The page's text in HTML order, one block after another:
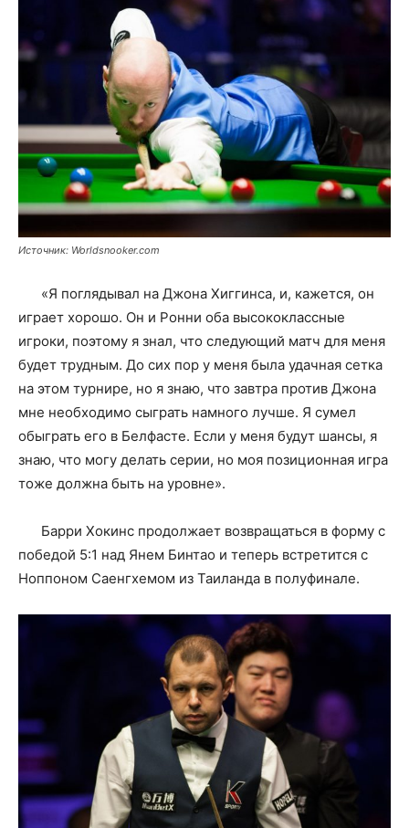
Источник: Worldsnooker.com
«Я поглядывал на Джона Хиггинса, и, кажется, он
играет хорошо. Он и Ронни оба высококлассные
игроки, поэтому я знал, что следующий матч для меня
будет трудным. До сих пор у меня была удачная сетка
на этом турнире, но я знаю, что завтра против Джона
мне необходимо сыграть намного лучше. Я сумел
обыграть его в Белфасте. Если у меня будут шансы, я
знаю, что могу делать серии, но моя позиционная игра
тоже должна быть на уровне».
Барри Хокинс продолжает возвращаться в форму с
победой 5:1 над Янем Бинтао и теперь встретится с
Ноппоном Саенгхемом из Таиланда в полуфинале.